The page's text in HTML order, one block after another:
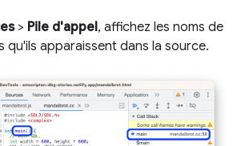
> Pile d'appel, affichez les noms de
qu'ils apparaissent dans la source.